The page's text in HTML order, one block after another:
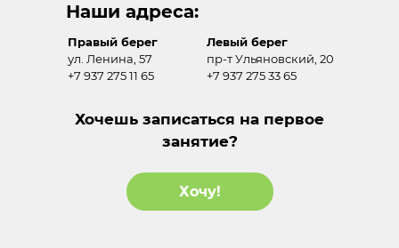
Наши адреса:
Правый берег
ул. Ленина, 57
+7 937 275 11 65
Левый берег
пр-т Ульяновский, 20
+7 937 275 33 65
Хочу!
Хочешь записаться на первое
занятие?